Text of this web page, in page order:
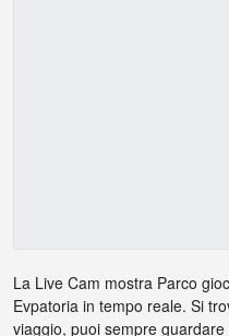
La Live Cam mostra Parco
Evpatoria in tempo reale. Si
viaggio, puoi sempre